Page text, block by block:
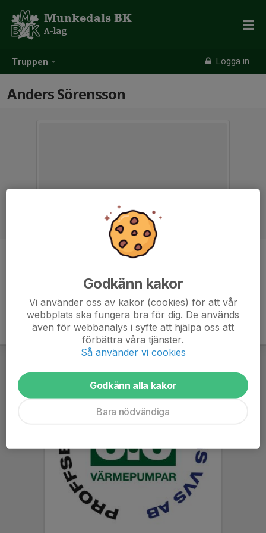
Truppen Logga in
Munkedals BK
A-lag
Anders Sörensson
Godkänn kakor
Vi använder oss av kakor (cookies) för att vår
webbplats ska fungera bra för dig. De används
även för webbanalys i syfte att hjälpa oss att
förbättra våra tjänster.
Så använder vi cookies
Godkänn alla kakor
Bara nödvändiga